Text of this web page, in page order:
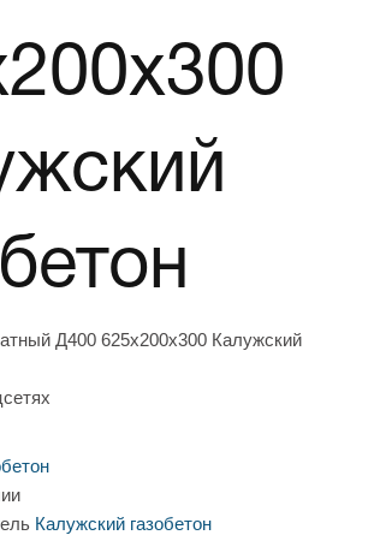
Калужский газобетон